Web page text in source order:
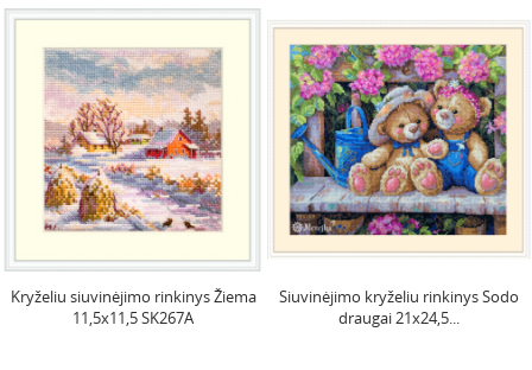
Kryželiu siuvinėjimo rinkinys Žiema
11,5x11,5 SK267A
Siuvinėjimo kryželiu rinkinys Sodo
draugai 21x24,5...